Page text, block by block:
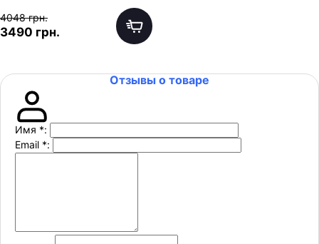
4048 грн.
3490 грн.
Отзывы о товаре
Имя *:
Email *: